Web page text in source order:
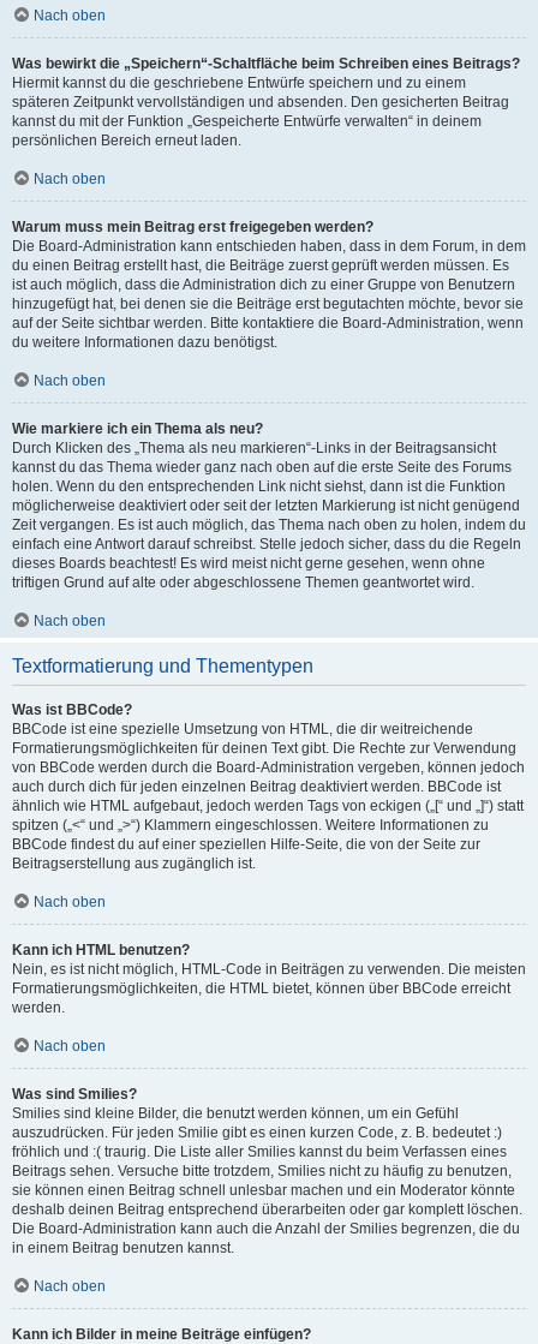
Nach oben
Was bewirkt die „Speichern“-Schaltfläche beim Schreiben eines Beitrags?
Hiermit kannst du die geschriebene Entwürfe speichern und zu einem
späteren Zeitpunkt vervollständigen und absenden. Den gesicherten Beitrag
kannst du mit der Funktion „Gespeicherte Entwürfe verwalten“ in deinem
persönlichen Bereich erneut laden.
Nach oben
Warum muss mein Beitrag erst freigegeben werden?
Die Board-Administration kann entschieden haben, dass in dem Forum, in dem
du einen Beitrag erstellt hast, die Beiträge zuerst geprüft werden müssen. Es
ist auch möglich, dass die Administration dich zu einer Gruppe von Benutzern
hinzugefügt hat, bei denen sie die Beiträge erst begutachten möchte, bevor sie
auf der Seite sichtbar werden. Bitte kontaktiere die Board-Administration, wenn
du weitere Informationen dazu benötigst.
Nach oben
Wie markiere ich ein Thema als neu?
Durch Klicken des „Thema als neu markieren“-Links in der Beitragsansicht
kannst du das Thema wieder ganz nach oben auf die erste Seite des Forums
holen. Wenn du den entsprechenden Link nicht siehst, dann ist die Funktion
möglicherweise deaktiviert oder seit der letzten Markierung ist nicht genügend
Zeit vergangen. Es ist auch möglich, das Thema nach oben zu holen, indem du
einfach eine Antwort darauf schreibst. Stelle jedoch sicher, dass du die Regeln
dieses Boards beachtest! Es wird meist nicht gerne gesehen, wenn ohne
triftigen Grund auf alte oder abgeschlossene Themen geantwortet wird.
Nach oben
Textformatierung und Thementypen
Was ist BBCode?
BBCode ist eine spezielle Umsetzung von HTML, die dir weitreichende
Formatierungsmöglichkeiten für deinen Text gibt. Die Rechte zur Verwendung
von BBCode werden durch die Board-Administration vergeben, können jedoch
auch durch dich für jeden einzelnen Beitrag deaktiviert werden. BBCode ist
ähnlich wie HTML aufgebaut, jedoch werden Tags von eckigen („[“ und „]“) statt
spitzen („<“ und „>“) Klammern eingeschlossen. Weitere Informationen zu
BBCode findest du auf einer speziellen Hilfe-Seite, die von der Seite zur
Beitragserstellung aus zugänglich ist.
Nach oben
Kann ich HTML benutzen?
Nein, es ist nicht möglich, HTML-Code in Beiträgen zu verwenden. Die meisten
Formatierungsmöglichkeiten, die HTML bietet, können über BBCode erreicht
werden.
Nach oben
Was sind Smilies?
Smilies sind kleine Bilder, die benutzt werden können, um ein Gefühl
auszudrücken. Für jeden Smilie gibt es einen kurzen Code, z. B. bedeutet :)
fröhlich und :( traurig. Die Liste aller Smilies kannst du beim Verfassen eines
Beitrags sehen. Versuche bitte trotzdem, Smilies nicht zu häufig zu benutzen,
sie können einen Beitrag schnell unlesbar machen und ein Moderator könnte
deshalb deinen Beitrag entsprechend überarbeiten oder gar komplett löschen.
Die Board-Administration kann auch die Anzahl der Smilies begrenzen, die du
in einem Beitrag benutzen kannst.
Nach oben
Kann ich Bilder in meine Beiträge einfügen?